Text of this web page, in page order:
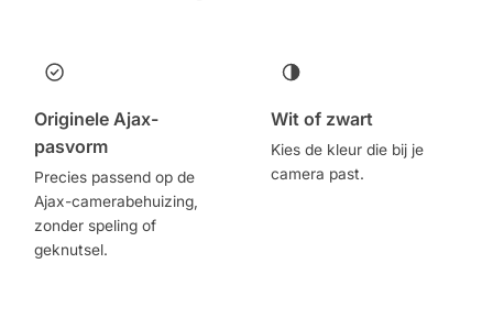
Originele Ajax-
pasvorm
Precies passend op de
Ajax-camerabehuizing,
zonder speling of
geknutsel.
Wit of zwart
Kies de kleur die bij je
camera past.